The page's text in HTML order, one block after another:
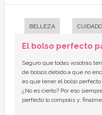
BELLEZA
El bolso perfecto
Seguro que todas vosotras
de bolsos debido a que no
es que tener el bolso perfecto
¿No es cierto? Por eso
perfecto lo compráis y,